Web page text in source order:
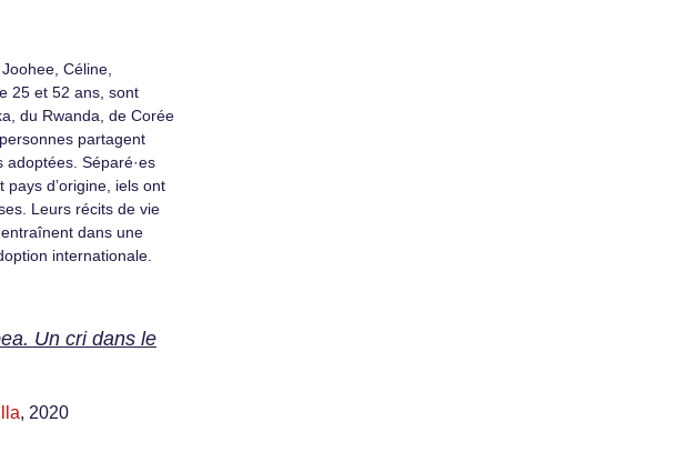
Céline,
25 et 52 ans, sont
du Rwanda, de Corée
partagent
Séparé·es
pays d’origine, iels ont
Leurs récits de vie
dans une
internationale.
Un cri dans le
, 2020